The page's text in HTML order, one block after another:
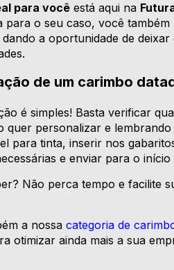
para você está aqui na
para o seu caso, você
a oportunidade de
de um carimbo
é simples! Basta verificar
quer personalizar e
para tinta, inserir nos
e enviar para o
Não perca tempo e facilite
a nossacategoria de
otimizar ainda mais a sua